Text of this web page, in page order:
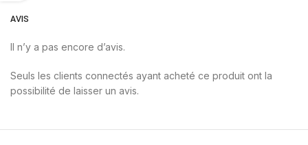
AVIS
Il n’y a pas encore d’avis.
Seuls les clients connectés ayant acheté ce produit ont la
possibilité de laisser un avis.